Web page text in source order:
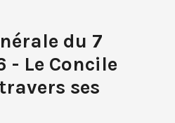
du 7
- Le Concile
ses